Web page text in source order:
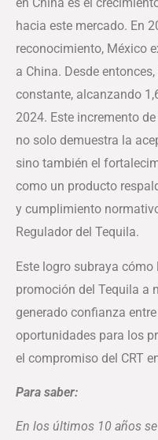
hacia este mercado. En
reconocimiento, México
a China. Desde
constante, alcanzando
2024. Este incremento
no solo demuestra la
sino también el
como un producto
y cumplimiento
Regulador del Tequila.
Este logro subraya
promoción del Tequila a
generado confianza
oportunidades para los
el compromiso del CRT
Para saber:
En los últimos 10 años